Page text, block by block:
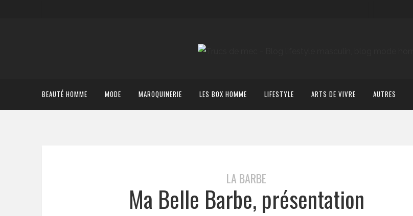
BEAUTÉ HOMME MODE MAROQUINERIE LES BOX HOMME LIFESTYLE ARTS DE VIVRE AUTRES
LA BARBE
Ma Belle Barbe, présentation